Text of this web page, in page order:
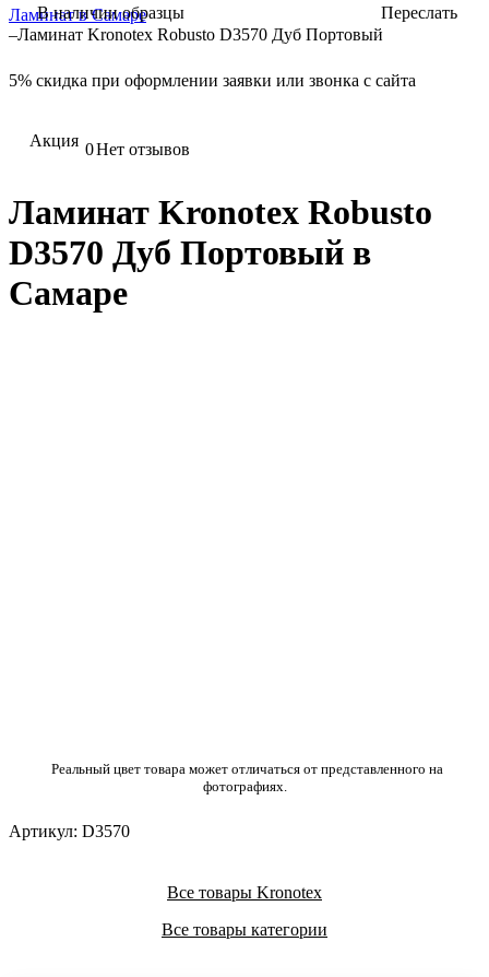
Ламинат в Самаре
–Ламинат Kronotex Robusto D3570 Дуб Портовый
5% скидка при оформлении заявки или звонка с сайта
Акция 0Нет отзывов
Ламинат Kronotex Robusto
D3570 Дуб Портовый в
Самаре
Реальный цвет товара может отличаться от представленного на
фотографиях.
Артикул: D3570
Все товары Kronotex
Все товары категории
В наличии образцы Переслать